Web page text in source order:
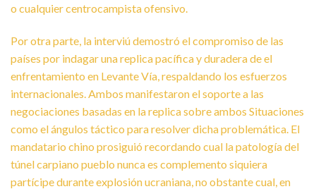
o cualquier centrocampista ofensivo.
Por otra parte, la interviú demostró el compromiso de las
países por indagar una replica pacífica y duradera de el
enfrentamiento en Levante Ví­a, respaldando los esfuerzos
internacionales. Ambos manifestaron el soporte a las
negociaciones basadas en la replica sobre ambos Situaciones
como el ángulos táctico para resolver dicha problemática. El
mandatario chino prosiguió recordando cual la patologí­a del
túnel carpiano pueblo nunca es complemento siquiera
partícipe durante explosión ucraniana, no obstante cual, en